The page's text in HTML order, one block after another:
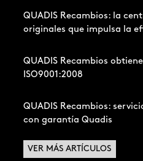
VER MÁS ARTÍCULOS
QUADIS Recambios: la
originales que impulsa la
QUADIS Recambios
ISO9001:2008
QUADIS Recambios:
con garantía Quadis